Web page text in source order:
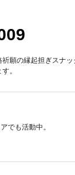
願の縁起担ぎスナ
。
でも活動中。